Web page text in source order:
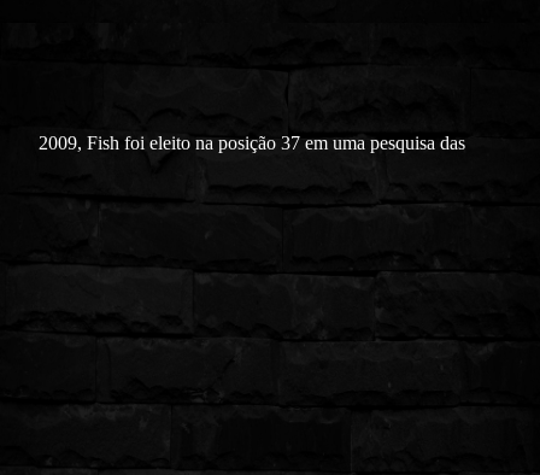
2009, Fish foi eleito na posição 37 em uma pesquisa das